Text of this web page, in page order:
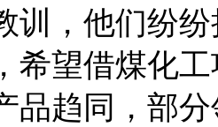
训，他们纷
希望借煤化
品趋同，部